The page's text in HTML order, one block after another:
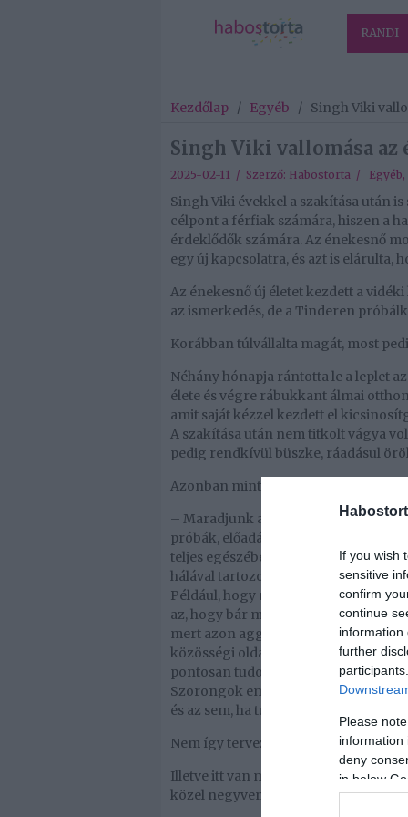
If you wish
sensitive
confirm
continue
information
further
Please
information
deny
in below
RANDI
Kezdőlap / Egyéb / Singh Viki
Singh Viki vallomása az
2025-02-11 / Szerző: Habostorta / Egyéb,
Singh Viki évekkel a szakítása után
célpont a férfiak számára, hiszen a
érdeklődők számára. Az énekesnő
egy új kapcsolatra, és azt is elárulta,
Az énekesnő új életet kezdett a
az ismerkedés, de a Tinderen
Korábban túlvállalta magát, most
Néhány hónapja rántotta le a leplet
élete és végre rábukkant álmai
amit saját kézzel kezdett el
A szakítása után nem titkolt vágya
pedig rendkívül büszke, ráadásul
Azonban mint kiderült, mégsem
– Maradjunk annyiban, sok minden
próbák, előadások, koncertek.
teljes egészében nekem kellett
hálával tartozom értük, de ha az
Például, hogy mi, énekesek napról
az, hogy bár most a január tök üres,
mert azon aggódom, mi lesz a
közösségi oldalát, vajon ők is otthon
pontosan tudom! Minden év elején
Szorongok emiatt. Tehát egyik
és az sem, ha túl sok jut belőle – tett
Nem így tervezte
Illetve itt van még a házdolog. Lett
közel negyvenévesen egyedül élek